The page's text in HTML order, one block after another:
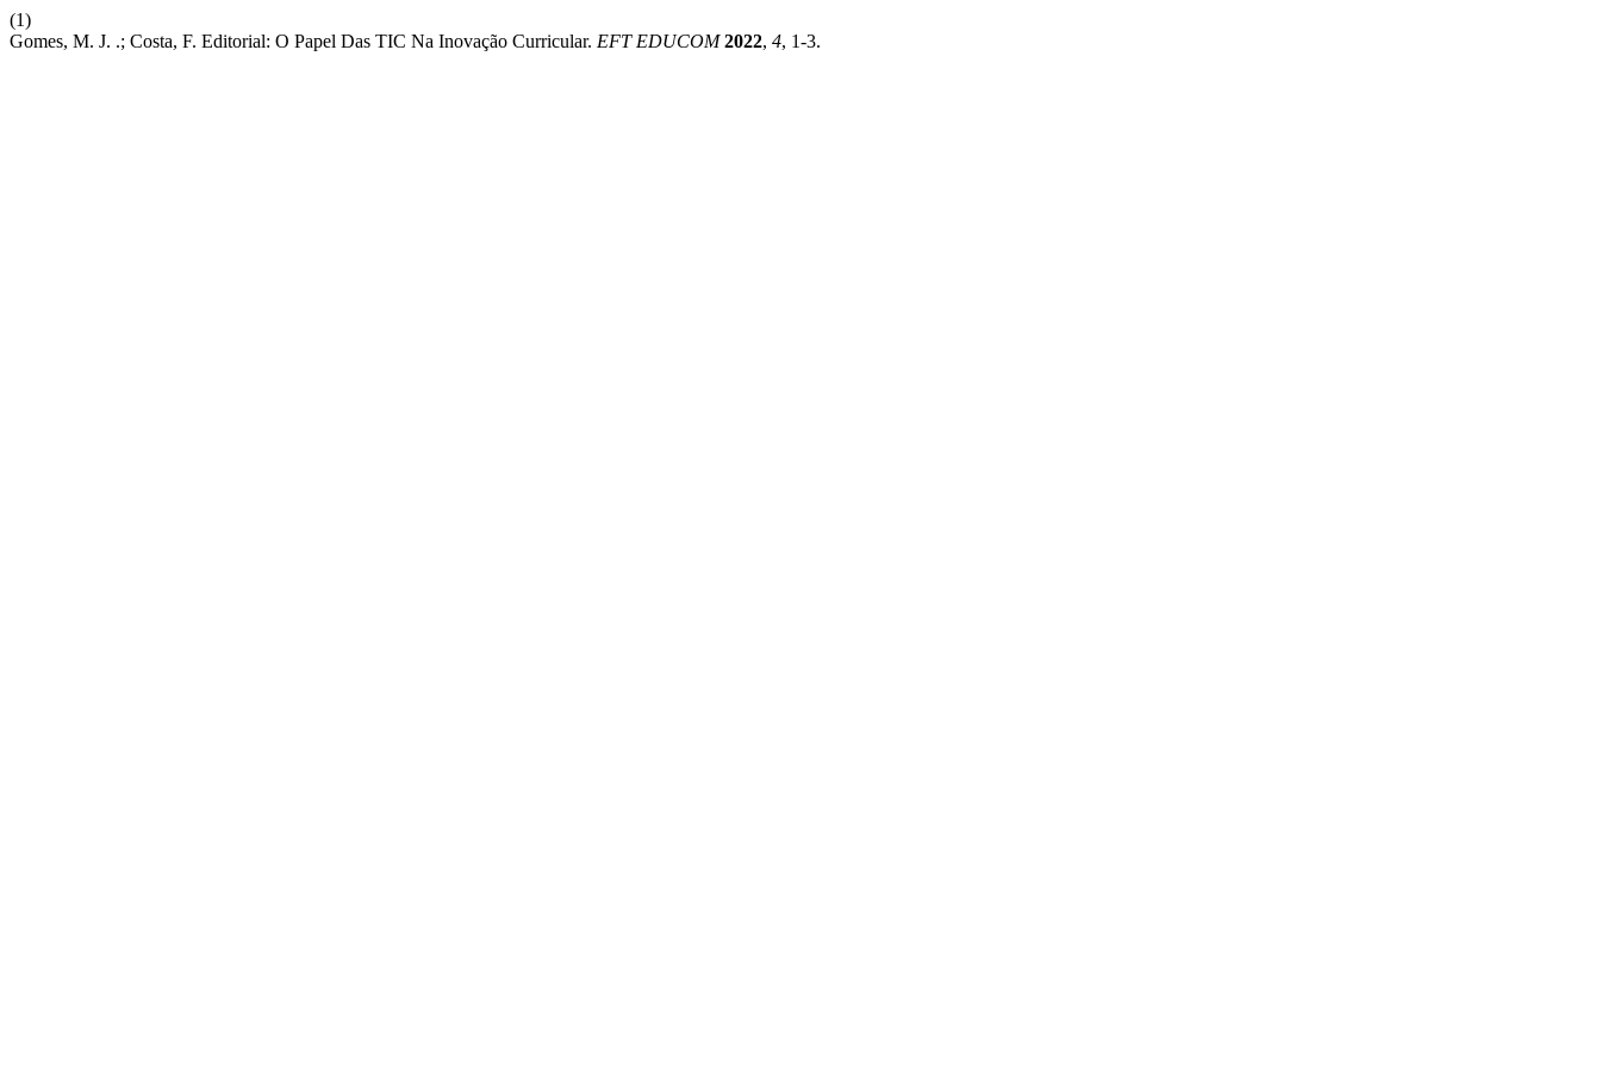
(1)
Gomes, M. J. .; Costa, F. Editorial: O Papel Das TIC Na Inovação Curricular. EFT EDUCOM 2022, 4, 1-3.